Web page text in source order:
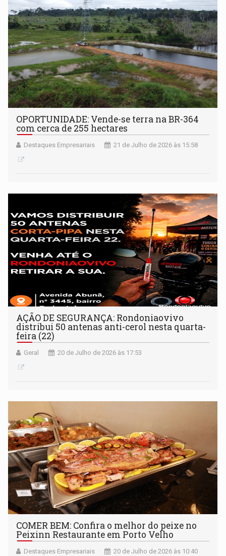
OPORTUNIDADE: Vende-se terra na BR-364
com cerca de 255 hectares
Destaques Empresariais 21 de Julho de 2026 às 15:58
AÇÃO DE SEGURANÇA: Rondoniaovivo
distribui 50 antenas anti-cerol nesta quarta-
feira (22)
Geral 20 de Julho de 2026 às 17:53
COMER BEM: Confira o melhor do peixe no
Peixinn Restaurante em Porto Velho
Destaques Empresariais 20 de Julho de 2026 às 10:40